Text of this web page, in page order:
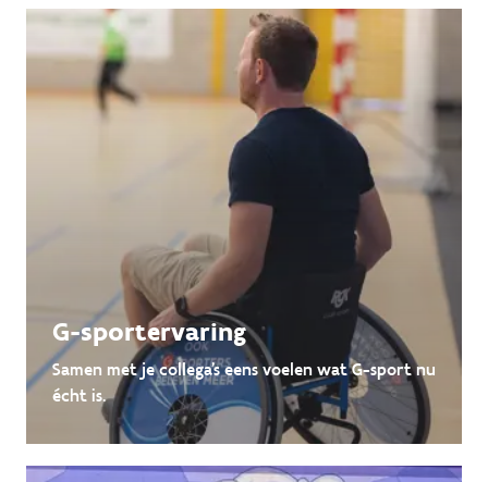
G-sportervaring
Samen met je collega's eens voelen wat G-sport nu
écht is.